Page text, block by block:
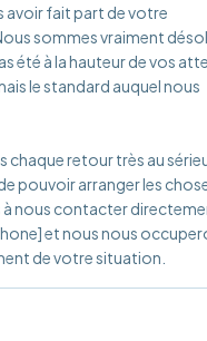
avoir fait part de votre
sommes vraiment
été à la hauteur de vos
le standard auquel nous
chaque retour très au
pouvoir arranger les
à nous contacter
et nous nous
de votre situation.